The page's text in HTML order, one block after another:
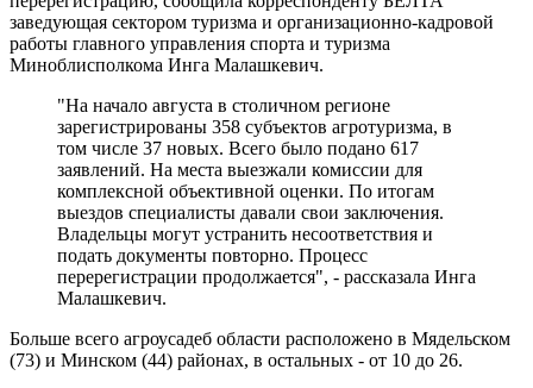
заведующая сектором туризма и организационно-кадровой
работы главного управления спорта и туризма
Миноблисполкома Инга Малашкевич.
"На начало августа в столичном регионе
зарегистрированы 358 субъектов агротуризма, в
том числе 37 новых. Всего было подано 617
заявлений. На места выезжали комиссии для
комплексной объективной оценки. По итогам
выездов специалисты давали свои заключения.
Владельцы могут устранить несоответствия и
подать документы повторно. Процесс
перерегистрации продолжается", - рассказала Инга
Малашкевич.
Больше всего агроусадеб области расположено в Мядельском
(73) и Минском (44) районах, в остальных - от 10 до 26.